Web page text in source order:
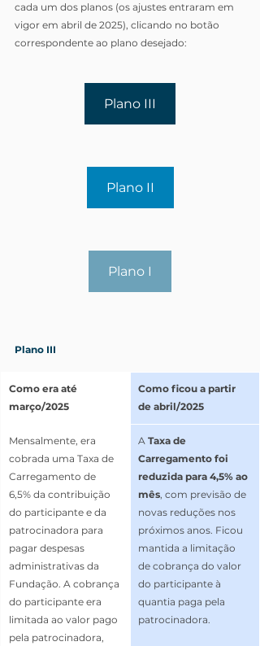
cada um dos planos (os ajustes entraram em
vigor em abril de 2025), clicando no botão
correspondente ao plano desejado:
Plano III
Plano II
Plano I
Plano III
Como era até
março/2025
Como ficou a partir
de abril/2025
Mensalmente, era
cobrada uma Taxa de
Carregamento de
6,5% da contribuição
do participante e da
patrocinadora para
pagar despesas
administrativas da
Fundação. A cobrança
do participante era
limitada ao valor pago
pela patrocinadora,
A Taxa de
Carregamento foi
reduzida para 4,5% ao
mês, com previsão de
novas reduções nos
próximos anos. Ficou
mantida a limitação
de cobrança do valor
do participante à
quantia paga pela
patrocinadora.